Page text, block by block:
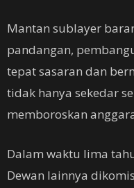
Mantan sublayer
pandangan,
tepat sasaran dan
tidak hanya sekedar
memboroskan
Dalam waktu lima
Dewan lainnya